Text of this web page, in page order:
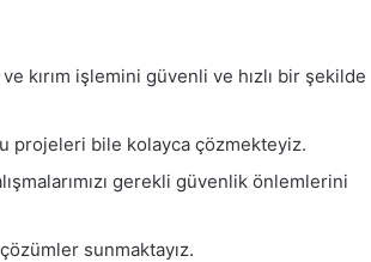
kırım işlemini güvenli ve hızlı bir şekilde
projeleri bile kolayca çözmekteyiz.
gerekli güvenlik önlemlerini
sunmaktayız.